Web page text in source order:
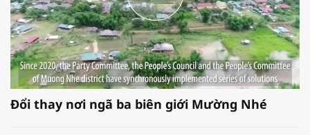
Đổi thay nơi ngã ba biên giới Mường Nhé